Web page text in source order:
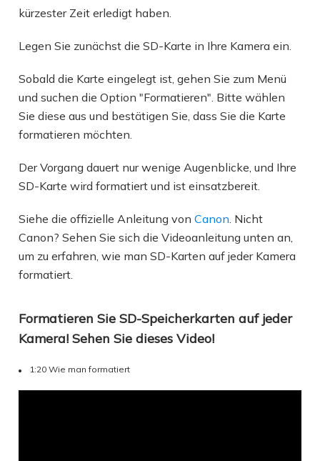
kürzester Zeit erledigt haben.
Legen Sie zunächst die SD-Karte in Ihre Kamera ein.
Sobald die Karte eingelegt ist, gehen Sie zum Menü
und suchen die Option "Formatieren". Bitte wählen
Sie diese aus und bestätigen Sie, dass Sie die Karte
formatieren möchten.
Der Vorgang dauert nur wenige Augenblicke, und Ihre
SD-Karte wird formatiert und ist einsatzbereit.
Siehe die offizielle Anleitung vonCanon . Nicht
Canon? Sehen Sie sich die Videoanleitung unten an,
um zu erfahren, wie man SD-Karten auf jeder Kamera
formatiert.
Formatieren Sie SD-Speicherkarten auf jeder
Kamera! Sehen Sie dieses Video!
1:20 Wie man formatiert